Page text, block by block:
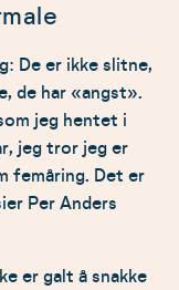
De er ikke slitne,
de har «angst».
jeg hentet i
jeg tror jeg er
femåring. Det er
Per Anders
er galt å snakke